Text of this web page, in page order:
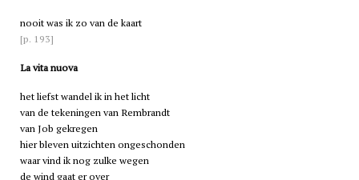
nooit was ik zo van de kaart
[p. 193]
La vita nuova
het liefst wandel ik in het licht
van de tekeningen van Rembrandt
van Job gekregen
hier bleven uitzichten ongeschonden
waar vind ik nog zulke wegen
de wind gaat er over